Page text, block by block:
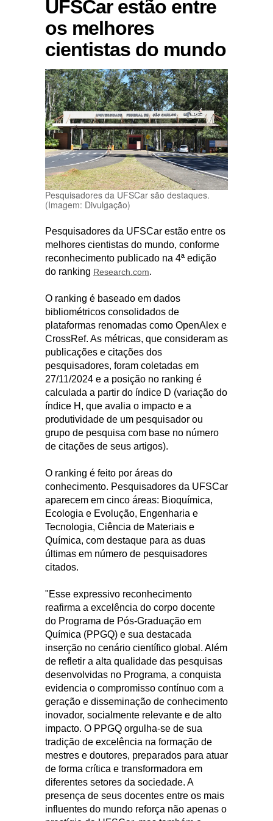
UFSCar estão entre
os melhores
cientistas do mundo
Pesquisadores da UFSCar são destaques.
(Imagem: Divulgação)
Pesquisadores da UFSCar estão entre os
melhores cientistas do mundo, conforme
reconhecimento publicado na 4ª edição
do ranking Research.com.
O ranking é baseado em dados
bibliométricos consolidados de
plataformas renomadas como OpenAlex e
CrossRef. As métricas, que consideram as
publicações e citações dos
pesquisadores, foram coletadas em
27/11/2024 e a posição no ranking é
calculada a partir do índice D (variação do
índice H, que avalia o impacto e a
produtividade de um pesquisador ou
grupo de pesquisa com base no número
de citações de seus artigos).
O ranking é feito por áreas do
conhecimento. Pesquisadores da UFSCar
aparecem em cinco áreas: Bioquímica,
Ecologia e Evolução, Engenharia e
Tecnologia, Ciência de Materiais e
Química, com destaque para as duas
últimas em número de pesquisadores
citados.
"Esse expressivo reconhecimento
reafirma a excelência do corpo docente
do Programa de Pós-Graduação em
Química (PPGQ) e sua destacada
inserção no cenário científico global. Além
de refletir a alta qualidade das pesquisas
desenvolvidas no Programa, a conquista
evidencia o compromisso contínuo com a
geração e disseminação de conhecimento
inovador, socialmente relevante e de alto
impacto. O PPGQ orgulha-se de sua
tradição de excelência na formação de
mestres e doutores, preparados para atuar
de forma crítica e transformadora em
diferentes setores da sociedade. A
presença de seus docentes entre os mais
influentes do mundo reforça não apenas o